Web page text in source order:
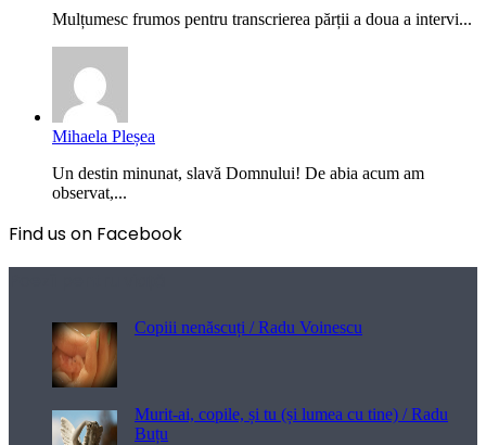
Mulțumesc frumos pentru transcrierea părții a doua a intervi...
Mihaela Pleșea
Un destin minunat, slavă Domnului! De abia acum am
observat,...
Find us on Facebook
Copiii nenăscuți / Radu Voinescu
Murit-ai, copile, și tu (și lumea cu tine) / Radu
Buțu